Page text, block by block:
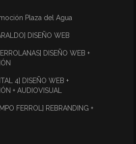
Plaza del Agua
DISEÑO WEB
DISEÑO WEB +
4] DISEÑO WEB +
+ AUDIOVISUAL
FERROL] REBRANDING +